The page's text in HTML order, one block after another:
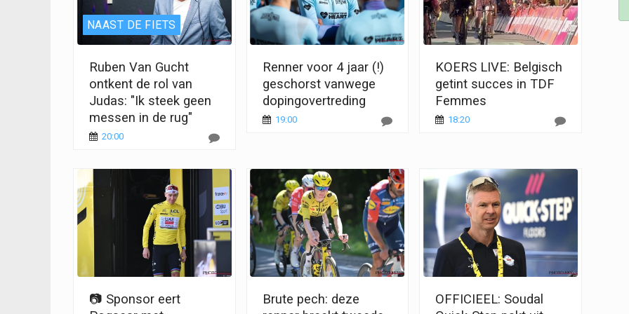
NAAST DE FIETS
Ruben Van Gucht
ontkent de rol van
Judas: "Ik steek geen
messen in de rug"
20:00
Renner voor 4 jaar (!)
geschorst vanwege
dopingovertreding
19:00
KOERS LIVE: Belgisch
getint succes in TDF
Femmes
18:20
📷 Sponsor eert
Brute pech: deze
OFFICIEEL: Soudal